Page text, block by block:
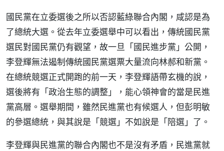
國民黨在立委選後之所以否認藍綠聯合內閣，咸認是為
了總統大選。從去年立委選舉中可以看出，傳統國民黨
選民對國民黨仍有觀望，故一旦「國民進步黨」公開，
李登輝無法遏制傳統國民黨選票大量流向林郝和新黨。
在總統競選正式開跑的前一天，李登輝語帶玄機的說，
選後將有「政治生態的調整」，能心領神會的當是民進
黨高層。選舉期間，雖然民進黨也有候選人，但彭明敏
的參選總統，與其說是「競選」不如說是「陪選」了。
李登輝與民進黨的聯合內閣也不是沒有矛盾，民進黨就